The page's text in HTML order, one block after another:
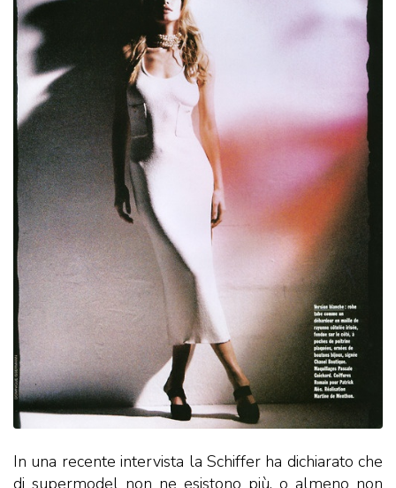
In una recente intervista la Schiffer ha dichiarato che
di supermodel non ne esistono più, o almeno non